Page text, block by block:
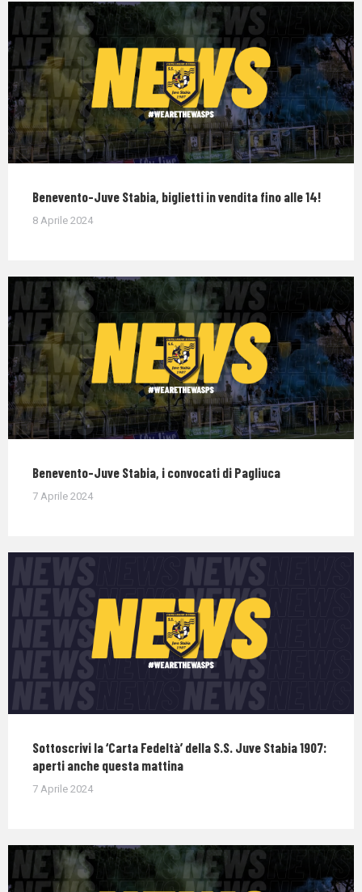
Benevento-Juve Stabia, biglietti in vendita fino alle 14!
8 Aprile 2024
Benevento-Juve Stabia, i convocati di Pagliuca
7 Aprile 2024
Sottoscrivi la ‘Carta Fedeltà’ della S.S. Juve Stabia 1907:
aperti anche questa mattina
7 Aprile 2024